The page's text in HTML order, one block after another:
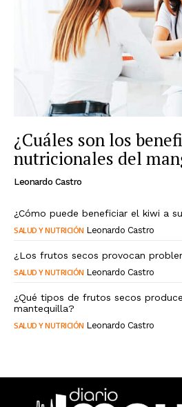
¿Cuáles son los
nutricionales del
Leonardo Castro
¿Cómo puede beneficiar el kiwi a
SALUD Y NUTRICIÓN Leonardo Castro
¿Los frutos secos provocan
SALUD Y NUTRICIÓN Leonardo Castro
¿Qué tipos de frutos secos
mantequilla?
SALUD Y NUTRICIÓN Leonardo Castro